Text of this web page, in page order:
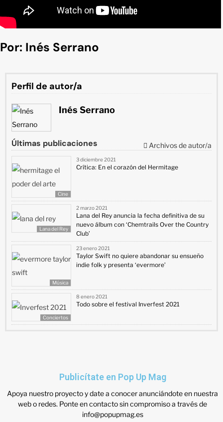
Por: Inés Serrano
Perfil de autor/a
Inés Serrano
Últimas publicaciones Archivos de autor/a
Cine
3 diciembre 2021
Crítica: En el corazón del Hermitage
Lana del Rey
2 marzo 2021
Lana del Rey anuncia la fecha definitiva de su
nuevo álbum con ‘Chemtrails Over the Country
Club’
Música
23 enero 2021
Taylor Swift no quiere abandonar su ensueño
indie folk y presenta ‘evermore’
Conciertos
8 enero 2021
Todo sobre el festival Inverfest 2021
Publicítate en Pop Up Mag
Apoya nuestro proyecto y date a conocer anunciándote en nuestra
web o redes. Ponte en contacto sin compromiso a través de
info@popupmag.es